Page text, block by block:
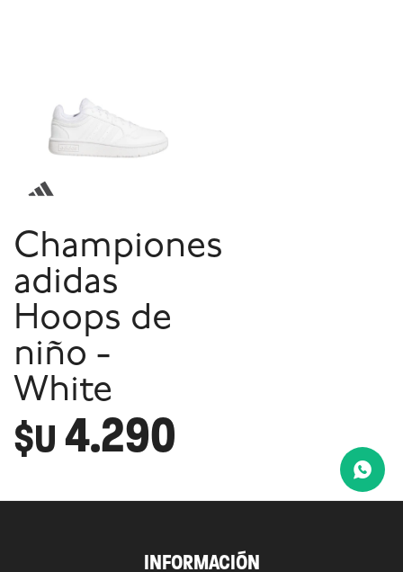
Championes
adidas
Hoops de
niño -
White
$U 4.290
INFORMACIÓN